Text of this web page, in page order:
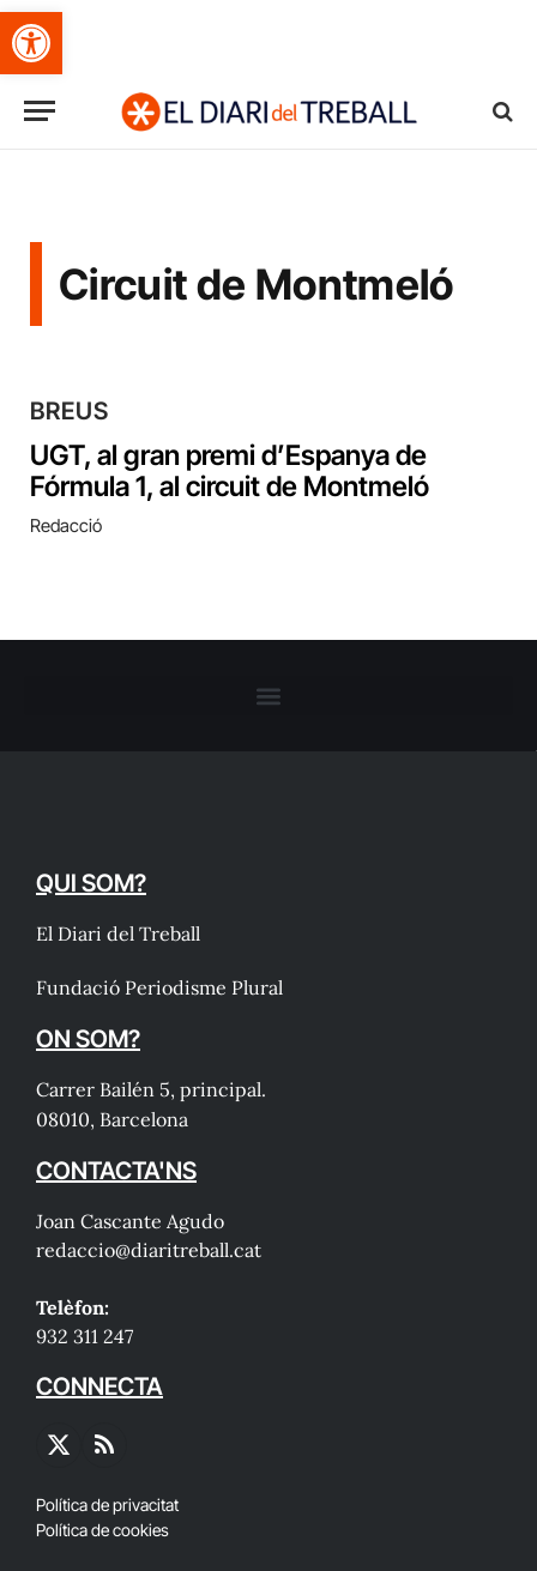
Obre la barra d'eines
Circuit de Montmeló
BREUS
UGT, al gran premi d’Espanya de
Fórmula 1, al circuit de Montmeló
Redacció
QUI SOM?
El Diari del Treball
Fundació Periodisme Plural
ON SOM?
Carrer Bailén 5, principal.
08010, Barcelona
CONTACTA'NS
Joan Cascante Agudo
redaccio@diaritreball.cat
Telèfon:
932 311 247
CONNECTA
X
RSS
Política de privacitat
Política de cookies